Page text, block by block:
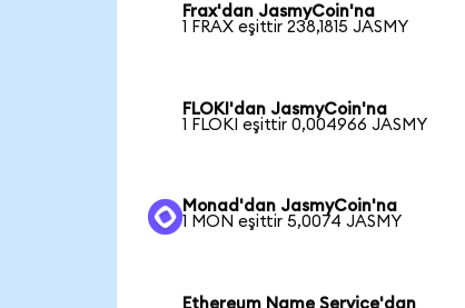
Frax'dan JasmyCoin'na
1 FRAX eşittir 238,1815 JASMY
FLOKI'dan JasmyCoin'na
1 FLOKI eşittir 0,004966 JASMY
Monad'dan JasmyCoin'na
1 MON eşittir 5,0074 JASMY
Ethereum Name Service'dan